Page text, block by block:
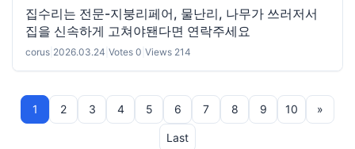
집수리는 전문-지붕리페어, 물난리, 나무가 쓰러저서
집을 신속하게 고쳐야됀다면 연락주세요
corus 2026.03.24 Votes 0 Views 214
1 2 3 4 5 6 7 8 9 10 »
Last